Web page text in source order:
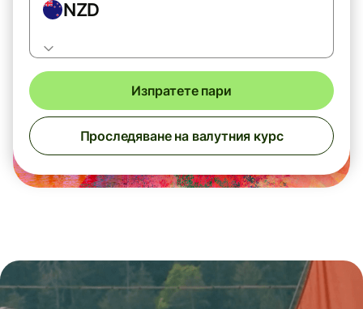
NZD
Изпратете пари
Проследяване на валутния курс